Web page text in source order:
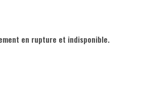
en rupture et indisponible.